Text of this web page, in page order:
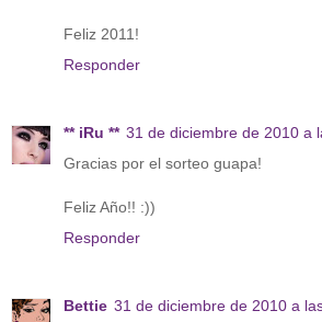
Feliz 2011!
Responder
** iRu ** 31 de diciembre de 2010 a
Gracias por el sorteo guapa!
Feliz Año!! :))
Responder
Bettie 31 de diciembre de 2010 a